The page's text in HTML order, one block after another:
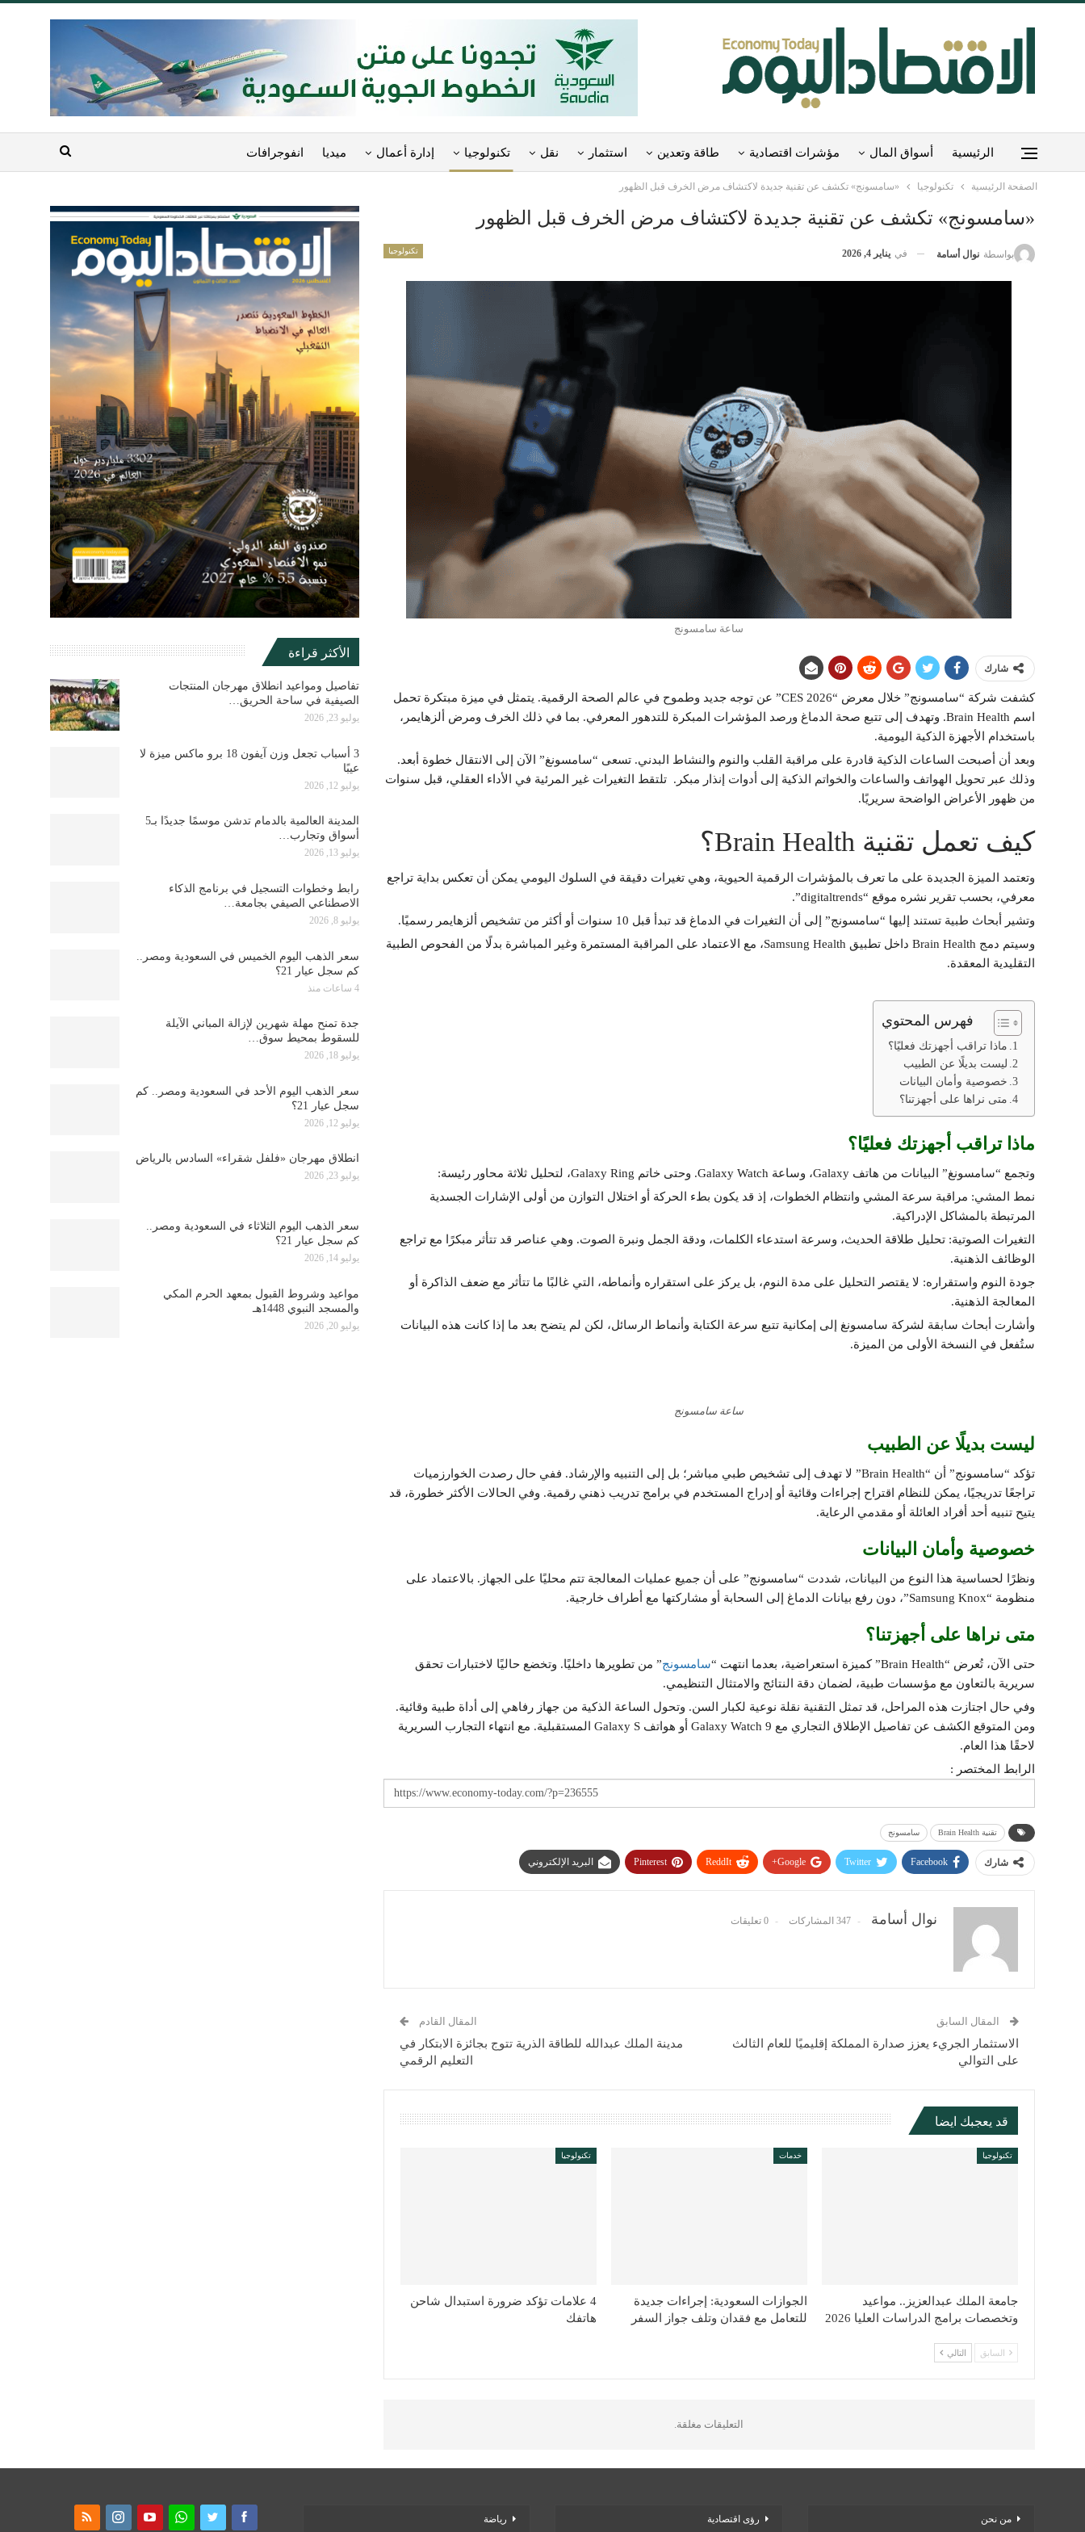
الرئيسية أسواق المال مؤشرات اقتصادية طاقة وتعدين استثمار نقل تكنولوجيا إدارة أعمال ميديا انفوجرافات
الصفحة الرئيسية تكنولوجيا «سامسونج» تكشف عن تقنية جديدة لاكتشاف مرض الخرف قبل الظهور
«سامسونج» تكشف عن تقنية جديدة لاكتشاف مرض الخرف قبل الظهور
تكنولوجيا بواسطة نوال أسامة في يناير 4, 2026
ساعة سامسونج
شارك
كشفت شركة “سامسونج” خلال معرض “CES 2026” عن توجه جديد وطموح في عالم الصحة الرقمية. يتمثل في ميزة مبتكرة تحمل
اسم Brain Health. وتهدف إلى تتبع صحة الدماغ ورصد المؤشرات المبكرة للتدهور المعرفي. بما في ذلك الخرف ومرض ألزهايمر،
باستخدام الأجهزة الذكية اليومية.
وبعد أن أصبحت الساعات الذكية قادرة على مراقبة القلب والنوم والنشاط البدني. تسعى “سامسونغ” الآن إلى الانتقال خطوة أبعد.
وذلك عبر تحويل الهواتف والساعات والخواتم الذكية إلى أدوات إنذار مبكر. تلتقط التغيرات غير المرئية في الأداء العقلي، قبل سنوات
من ظهور الأعراض الواضحة سريريًا.
كيف تعمل تقنية Brain Health؟
وتعتمد الميزة الجديدة على ما تعرف بالمؤشرات الرقمية الحيوية، وهي تغيرات دقيقة في السلوك اليومي يمكن أن تعكس بداية تراجع
معرفي، بحسب تقرير نشره موقع “digitaltrends”.
وتشير أبحاث طبية تستند إليها “سامسونج” إلى أن التغيرات في الدماغ قد تبدأ قبل 10 سنوات أو أكثر من تشخيص ألزهايمر رسميًا.
وسيتم دمج Brain Health داخل تطبيق Samsung Health، مع الاعتماد على المراقبة المستمرة وغير المباشرة بدلًا من الفحوص الطبية
التقليدية المعقدة.
فهرس المحتوي
ماذا تراقب أجهزتك فعليًا؟
ليست بديلًا عن الطبيب
خصوصية وأمان البيانات
متى نراها على أجهزتنا؟
ماذا تراقب أجهزتك فعليًا؟
وتجمع “سامسونغ” البيانات من هاتف Galaxy، وساعة Galaxy Watch. وحتى خاتم Galaxy Ring، لتحليل ثلاثة محاور رئيسة:
نمط المشي: مراقبة سرعة المشي وانتظام الخطوات، إذ قد يكون بطء الحركة أو اختلال التوازن من أولى الإشارات الجسدية
المرتبطة بالمشاكل الإدراكية.
التغيرات الصوتية: تحليل طلاقة الحديث، وسرعة استدعاء الكلمات، ودقة الجمل ونبرة الصوت. وهي عناصر قد تتأثر مبكرًا مع تراجع
الوظائف الذهنية.
جودة النوم واستقراره: لا يقتصر التحليل على مدة النوم، بل يركز على استقراره وأنماطه، التي غالبًا ما تتأثر مع ضعف الذاكرة أو
المعالجة الذهنية.
وأشارت أبحاث سابقة لشركة سامسونغ إلى إمكانية تتبع سرعة الكتابة وأنماط الرسائل، لكن لم يتضح بعد ما إذا كانت هذه البيانات
ستُفعل في النسخة الأولى من الميزة.
ساعة سامسونج
ليست بديلًا عن الطبيب
تؤكد “سامسونج” أن “Brain Health” لا تهدف إلى تشخيص طبي مباشر؛ بل إلى التنبيه والإرشاد. ففي حال رصدت الخوارزميات
تراجعًا تدريجيًا، يمكن للنظام اقتراح إجراءات وقائية أو إدراج المستخدم في برامج تدريب ذهني رقمية. وفي الحالات الأكثر خطورة، قد
يتيح تنبيه أحد أفراد العائلة أو مقدمي الرعاية.
خصوصية وأمان البيانات
ونظرًا لحساسية هذا النوع من البيانات، شددت “سامسونج” على أن جميع عمليات المعالجة تتم محليًا على الجهاز. بالاعتماد على
منظومة “Samsung Knox”، دون رفع بيانات الدماغ إلى السحابة أو مشاركتها مع أطراف خارجية.
متى نراها على أجهزتنا؟
حتى الآن، تُعرض “Brain Health” كميزة استعراضية، بعدما انتهت “ سامسونج” من تطويرها داخليًا. وتخضع حاليًا لاختبارات تحقق
سريرية بالتعاون مع مؤسسات طبية، لضمان دقة النتائج والامتثال التنظيمي.
وفي حال اجتازت هذه المراحل، قد تمثل التقنية نقلة نوعية لكبار السن. وتحول الساعة الذكية من جهاز رفاهي إلى أداة طبية وقائية.
ومن المتوقع الكشف عن تفاصيل الإطلاق التجاري مع Galaxy Watch 9 أو هواتف Galaxy S المستقبلية. مع انتهاء التجارب السريرية
لاحقًا هذا العام.
الرابط المختصر :
تقنية Brain Health سامسونج
شارك Facebook
Twitter
Google+
ReddIt
Pinterest البريد الإلكتروني
نوال أسامة 347 المشاركات 0 تعليقات
المقال السابق
الاستثمار الجريء يعزز صدارة المملكة إقليميًا للعام الثالث
على التوالي
المقال القادم
مدينة الملك عبدالله للطاقة الذرية تتوج بجائزة الابتكار في
التعليم الرقمي
قد يعجبك ايضا
تكنولوجيا
جامعة الملك عبدالعزيز.. مواعيد
وتخصصات برامج الدراسات العليا 2026
خدمات
الجوازات السعودية: إجراءات جديدة
للتعامل مع فقدان وتلف جواز السفر
تكنولوجيا
4 علامات تؤكد ضرورة استبدال شاحن
هاتفك
السابق التالي
التعليقات مغلقة.
الأكثر قراءة
تفاصيل ومواعيد انطلاق مهرجان المنتجات
الصيفية في ساحة الحريق…
يوليو 23, 2026
3 أسباب تجعل وزن آيفون 18 برو ماكس ميزة لا
عيبًا
يوليو 12, 2026
المدينة العالمية بالدمام تدشن موسمًا جديدًا بـ5
أسواق وتجارب…
يوليو 13, 2026
رابط وخطوات التسجيل في برنامج الذكاء
الاصطناعي الصيفي بجامعة…
يوليو 8, 2026
سعر الذهب اليوم الخميس في السعودية ومصر..
كم سجل عيار 21؟
4 ساعات منذ
جدة تمنح مهلة شهرين لإزالة المباني الآيلة
للسقوط بمحيط سوق…
يوليو 18, 2026
سعر الذهب اليوم الأحد في السعودية ومصر.. كم
سجل عيار 21؟
يوليو 12, 2026
انطلاق مهرجان «فلفل شقراء» السادس بالرياض
يوليو 23, 2026
سعر الذهب اليوم الثلاثاء في السعودية ومصر..
كم سجل عيار 21؟
يوليو 14, 2026
مواعيد وشروط القبول بمعهد الحرم المكي
والمسجد النبوي 1448هـ
يوليو 20, 2026
من نحن رؤى اقتصادية رياضة